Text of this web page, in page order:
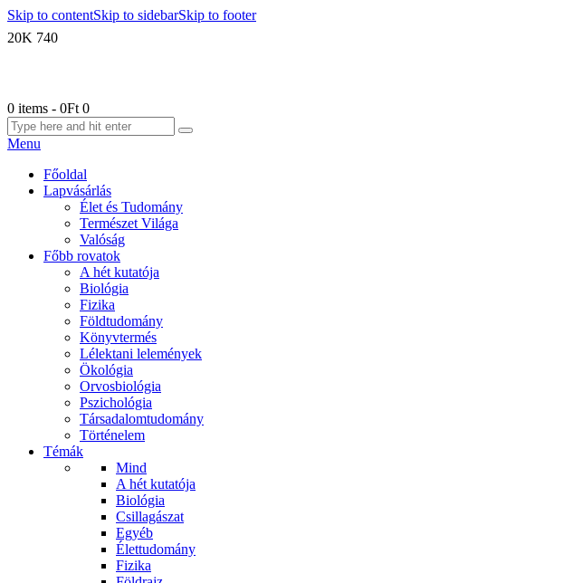
Skip to contentSkip to sidebarSkip to footer
20K 740
0 items - 0Ft 0
Menu
Főoldal
Lapvásárlás
Élet és Tudomány
Természet Világa
Valóság
Főbb rovatok
A hét kutatója
Biológia
Fizika
Földtudomány
Könyvtermés
Lélektani lelemények
Ökológia
Orvosbiológia
Pszichológia
Társadalomtudomány
Történelem
Témák
Mind
A hét kutatója
Biológia
Csillagászat
Egyéb
Élettudomány
Fizika